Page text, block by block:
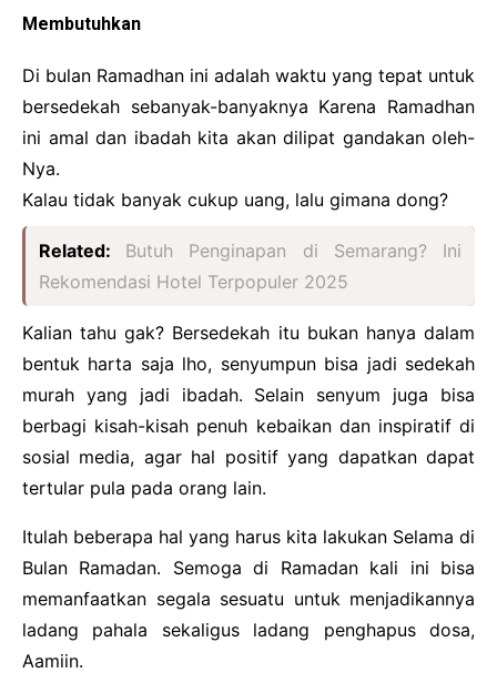
Membutuhkan
Di bulan Ramadhan ini adalah waktu yang tepat untuk
bersedekah sebanyak-banyaknya Karena Ramadhan
ini amal dan ibadah kita akan dilipat gandakan oleh-
Nya.
Kalau tidak banyak cukup uang, lalu gimana dong?
Related: Butuh Penginapan di Semarang? Ini
Rekomendasi Hotel Terpopuler 2025
Kalian tahu gak? Bersedekah itu bukan hanya dalam
bentuk harta saja lho, senyumpun bisa jadi sedekah
murah yang jadi ibadah. Selain senyum juga bisa
berbagi kisah-kisah penuh kebaikan dan inspiratif di
sosial media, agar hal positif yang dapatkan dapat
tertular pula pada orang lain.
Itulah beberapa hal yang harus kita lakukan Selama di
Bulan Ramadan. Semoga di Ramadan kali ini bisa
memanfaatkan segala sesuatu untuk menjadikannya
ladang pahala sekaligus ladang penghapus dosa,
Aamiin.